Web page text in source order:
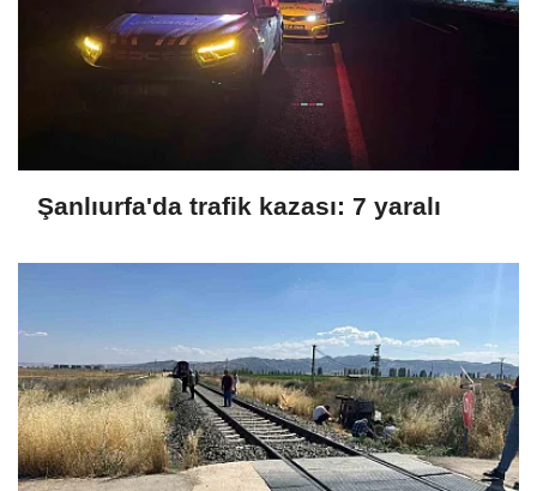
Şanlıurfa'da trafik kazası: 7 yaralı